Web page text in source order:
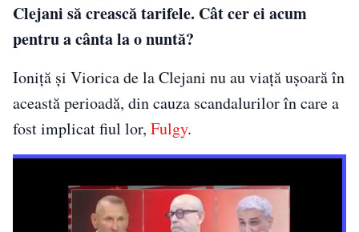
Clejani să crească tarifele. Cât cer ei acum
pentru a cânta la o nuntă?
Ioniţă şi Viorica de la Clejani nu au viaţă uşoară în
această perioadă, din cauza scandalurilor în care a
fost implicat fiul lor, Fulgy.